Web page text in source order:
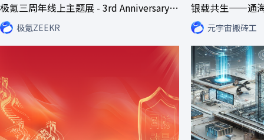
极氪三周年线上主题展 - 3rd Anniversary Online Exhibition
极氪ZEEKR
银载共生——通
元宇宙搬砖工